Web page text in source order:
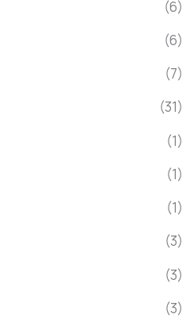
(6)
(6)
(7)
(31)
(1)
(1)
(1)
(3)
(3)
(3)